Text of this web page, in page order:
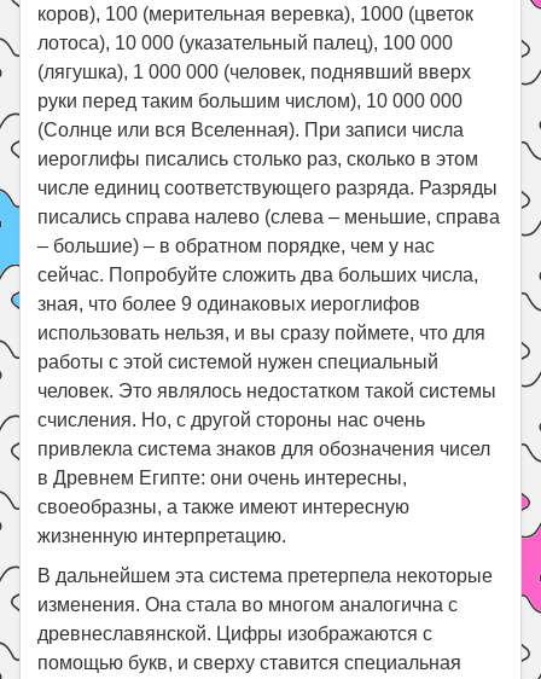
коров), 100 (мерительная веревка), 1000 (цветок
лотоса), 10 000 (указательный палец), 100 000
(лягушка), 1 000 000 (человек, поднявший вверх
руки перед таким большим числом), 10 000 000
(Солнце или вся Вселенная). При записи числа
иероглифы писались столько раз, сколько в этом
числе единиц соответствующего разряда. Разряды
писались справа налево (слева – меньшие, справа
– большие) – в обратном порядке, чем у нас
сейчас. Попробуйте сложить два больших числа,
зная, что более 9 одинаковых иероглифов
использовать нельзя, и вы сразу поймете, что для
работы с этой системой нужен специальный
человек. Это являлось недостатком такой системы
счисления. Но, с другой стороны нас очень
привлекла система знаков для обозначения чисел
в Древнем Египте: они очень интересны,
своеобразны, а также имеют интересную
жизненную интерпретацию.
В дальнейшем эта система претерпела некоторые
изменения. Она стала во многом аналогична с
древнеславянской. Цифры изображаются с
помощью букв, и сверху ставится специальная